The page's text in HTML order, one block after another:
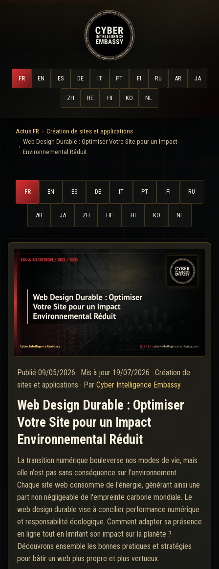
FR EN ES DE IT PT FI RU AR JA
ZH HE HI KO NL
Actus FR
Création de sites et applications
Web Design Durable : Optimiser Votre Site pour un Impact
Environnemental Réduit
FR EN ES DE IT PT FI RU
AR JA ZH HE HI KO NL
Publié 09/05/2026 · Mis à jour 19/07/2026 · Création de
sites et applications · Par Cyber Intelligence Embassy
Web Design Durable : Optimiser
Votre Site pour un Impact
Environnemental Réduit
La transition numérique bouleverse nos modes de vie, mais
elle n'est pas sans conséquence sur l'environnement.
Chaque site web consomme de l'énergie, générant ainsi une
part non négligeable de l'empreinte carbone mondiale. Le
web design durable vise à concilier performance numérique
et responsabilité écologique. Comment adapter sa présence
en ligne tout en limitant son impact sur la planète ?
Découvrons ensemble les bonnes pratiques et stratégies
pour bâtir un web plus propre et plus vertueux.